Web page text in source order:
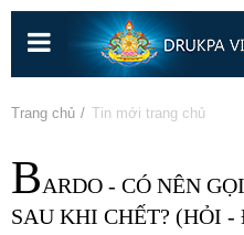
Nhảy
nội
dung
Trang chủ » Tin mới trang chủ
BARDO - CÓ NÊN
SAU KHI CHẾT? (HỎI -